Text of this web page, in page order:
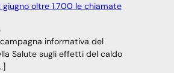
giugno oltre 1.700 le chiamate
informativa del
Salute sugli effetti del caldo